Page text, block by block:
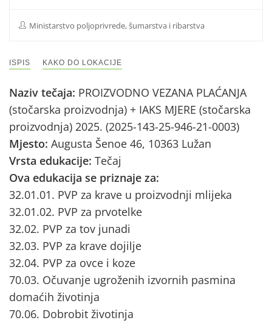
Ministarstvo poljoprivrede, šumarstva i ribarstva
ISPIS KAKO DO LOKACIJE
Naziv tečaja: PROIZVODNO VEZANA PLAĆANJA
(stočarska proizvodnja) + IAKS MJERE (stočarska
proizvodnja) 2025. (2025-143-25-946-21-0003)
Mjesto: Augusta Šenoe 46, 10363 Lužan
Vrsta edukacije: Tečaj
Ova edukacija se priznaje za:
32.01.01. PVP za krave u proizvodnji mlijeka
32.01.02. PVP za prvotelke
32.02. PVP za tov junadi
32.03. PVP za krave dojilje
32.04. PVP za ovce i koze
70.03. Očuvanje ugroženih izvornih pasmina
domaćih životinja
70.06. Dobrobit životinja